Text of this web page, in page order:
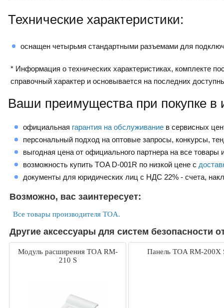
Технические характеристики:
оснащен четырьмя стандартными разъемами для
* Информация о технических характеристиках, комплекте
справочный характер и основывается на последних
Ваши преимущества при покупке в
официальная гарантия на обслуживание в сервисных
персональный подход на оптовые запросы, конкурсы,
выгодная цена от официального партнера на все товары
возможность купить TOA D-001R по низкой цене с
документы для юридических лиц с НДС 22% - счета,
Возможно, вас заинтересует:
Все товары производителя TOA.
Другие аксессуары для систем безопасности
Модуль расширения TOA RM-
210 S
Панель TOA RM-200X